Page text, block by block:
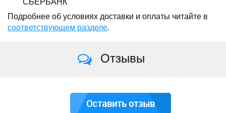
СБЕРБАНК
Подробнее об условиях доставки и оплаты читайте в
соответствующем разделе.
Отзывы
Оставить отзыв